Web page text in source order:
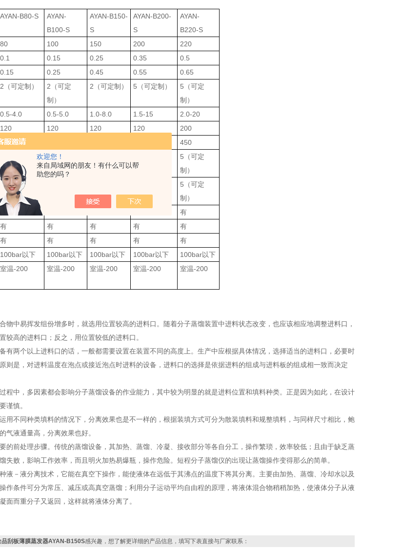
欢迎您！
来自局域网的朋友！有什么可以帮
助您的吗？
AYAN-B80-S
AYAN-
B100-S
AYAN-B150-
S
AYAN-B200-
S
AYAN-
B220-S
80 100 150 200
220
0.1 0.15 0.25 0.35
0.5
0.15 0.25 0.45 0.55
0.65
2 （可定制） 2 （可定
制）
2 （可定制） 5 （可定制） 5 （可定
制）
0.5-4.0 0.5-5.0 1.0-8.0 1.5-15
2.0-20
120 120 120 120
200
450
450
（可定制） 2（可定
制）
5 （可定
制）
1（可定制） 5 （可定
制）
有
有 有 有 有
有
有 有 有 有
有
100bar以下 100bar以下 100bar以下 100bar以下 100bar以下
室温-200 室温-200 室温-200 室温-200 室温-200
物中易挥发组份增多时，就选用位置较高的进料口。随着分子蒸馏装置中进料状态改变，也应该相应地调整进料口，
较高的进料口；反之，用位置较低的进料口。
两个以上进料口的话，一般都需要设置在装置不同的高度上。生产中应根据具体情况，选择适当的进料口，必要时
则是，对进料温度在泡点或接近泡点时进料的设备，进料口的选择是依据进料的组成与进料板的组成相一致而决定
中，多因素都会影响分子蒸馏设备的作业能力，其中较为明显的就是进料位置和填料种类。正是因为如此，在设计
谨慎。
不同种类填料的情况下，分离效果也是不一样的，根据装填方式可分为散装填料和规整填料，与同样尺寸相比，鲍
气液通量高，分离效果也好。
前处理步骤。传统的蒸馏设备，其加热、蒸馏、冷凝、接收部分等各自分工，操作繁琐，效率较低；且由于缺乏蒸
失败，影响工作效率，而且明火加热易爆瓶，操作危险。短程分子蒸馏仪的出现让蒸馏操作变得那么的简单。
－液分离技术，它能在真空下操作，能使液体在远低于其沸点的温度下将其分离。主要由加热、蒸馏、冷却水以及
作条件可分为常压、减压或高真空蒸馏；利用分子运动平均自由程的原理，将液体混合物稍稍加热，使液体分子从液
面而重分子又返回，这样就将液体分离了。
品刮板薄膜蒸发器AYAN-B150S感兴趣，想了解更详细的产品信息，填写下表直接与厂家联系：